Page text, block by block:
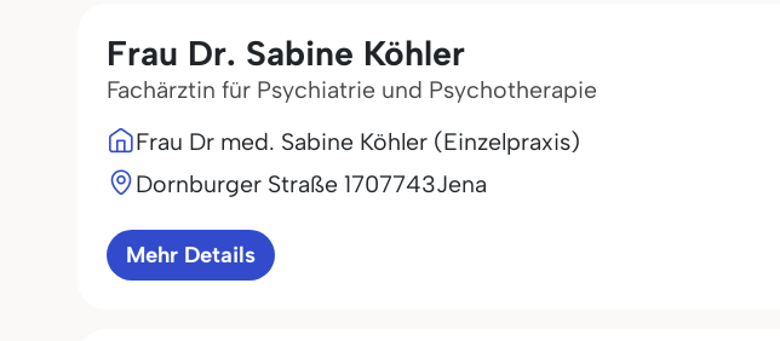
Frau Dr. Sabine Köhler
Fachärztin für Psychiatrie und Psychotherapie
Frau Dr med. Sabine Köhler (Einzelpraxis)
Dornburger Straße 1707743Jena
Mehr Details